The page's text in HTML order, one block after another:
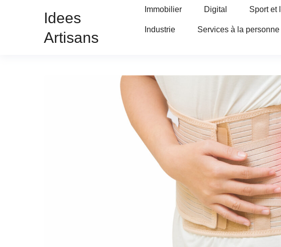
Idees
Artisans
Immobilier Digital Sport et
Industrie Services à la personne